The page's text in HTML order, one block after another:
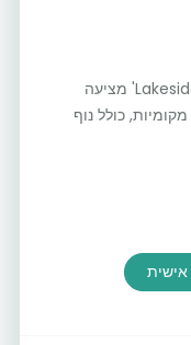
ממוקמת לחוף אגם וורתרסי, המסעדה 'Lakeside' מציעה
כולל נוף